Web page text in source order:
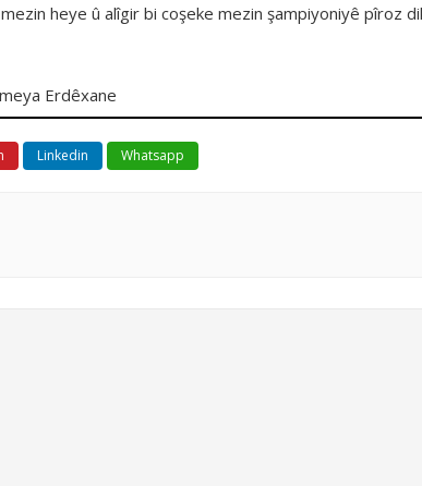
heye û alîgir bi coşeke mezin şampiyoniyê pîroz
Erdêxane
Linkedin Whatsapp